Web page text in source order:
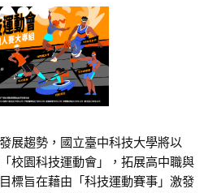
展趨勢，國立臺中科技大學將以
校園科技運動會」，拓展高中職與
標旨在藉由「科技運動賽事」激發